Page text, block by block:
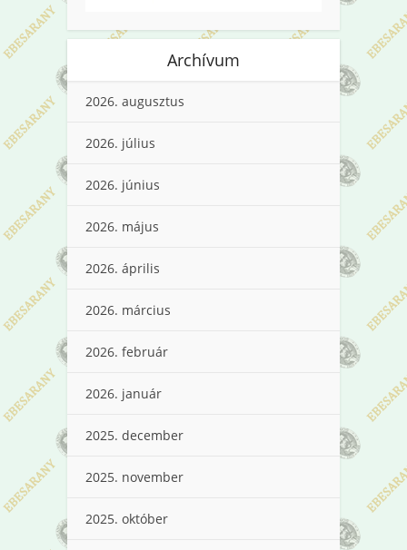
Archívum
2026. augusztus
2026. július
2026. június
2026. május
2026. április
2026. március
2026. február
2026. január
2025. december
2025. november
2025. október